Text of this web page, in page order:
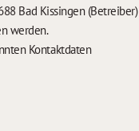
Bad Kissingen (Betreiber)
werden.
Kontaktdaten